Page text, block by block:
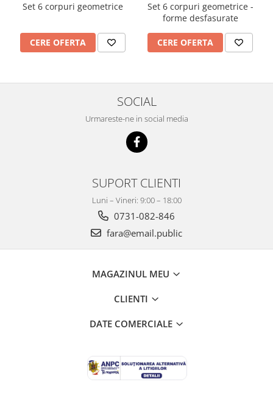
Kit Robotic Educational
Mobilier Invatamant
Mobilier Depozitare
Set Banca si Scaune Elevi
Dulapuri,Biblioteci si Cuiere
Mobilier Laboratoare
Catedre si mese
Catedre,Mese,Birouri
Materiale Didactice si Jocuri
Set 6 corpuri geometrice
CERE OFERTA
Set 6 corpuri geometrice -
forme desfasurate
CERE OFERTA
SOCIAL
Urmareste-ne in social media
SUPORT CLIENTI
Luni – Vineri: 9:00 – 18:00
0731-082-846
fara@email.public
MAGAZINUL MEU
CLIENTI
DATE COMERCIALE